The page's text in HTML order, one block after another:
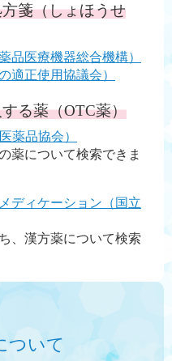
箋（しょほうせ
品医療機器総合機構）
適正使用協議会）
る薬（OTC薬）
薬品協会）
薬について検索できま
ディケーション（国立
、漢方薬について検索
ついて